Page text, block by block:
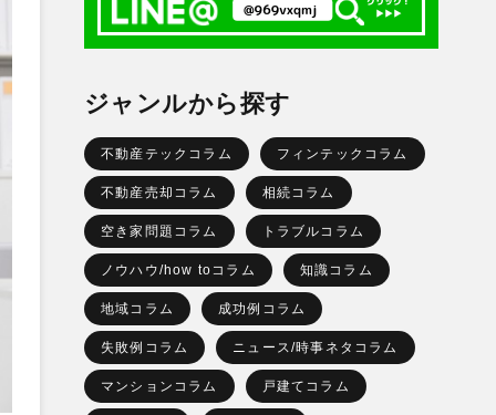
ジャンルから探す
不動産テックコラム フィンテックコラム
不動産売却コラム 相続コラム
空き家問題コラム トラブルコラム
ノウハウ/how toコラム 知識コラム
地域コラム 成功例コラム
失敗例コラム ニュース/時事ネタコラム
マンションコラム 戸建てコラム